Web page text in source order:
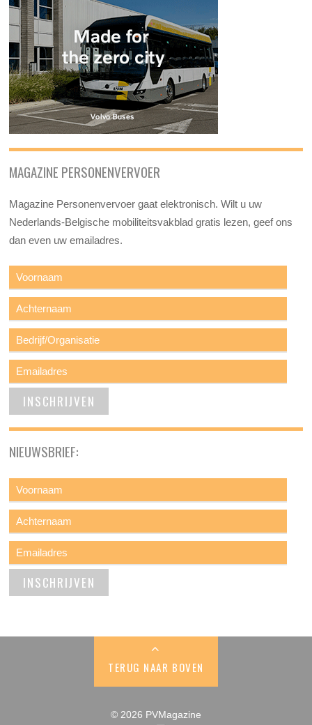
MAGAZINE PERSONENVERVOER
Magazine Personenvervoer gaat elektronisch. Wilt u uw
Nederlands-Belgische mobiliteitsvakblad gratis lezen, geef ons
dan even uw emailadres.
NIEUWSBRIEF:
TERUG NAAR BOVEN
© 2026 PVMagazine